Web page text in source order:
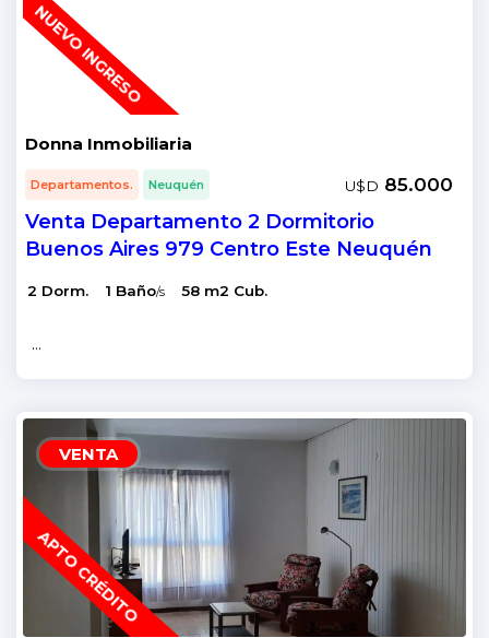
NUEVO INGRESO
Donna Inmobiliaria
Departamentos. Neuquén U$D 85.000
Venta Departamento 2 Dormitorio
Buenos Aires 979 Centro Este Neuquén
2 Dorm. 1 Baño/s 58 m2 Cub.
...
VENTA
APTO CRÉDITO